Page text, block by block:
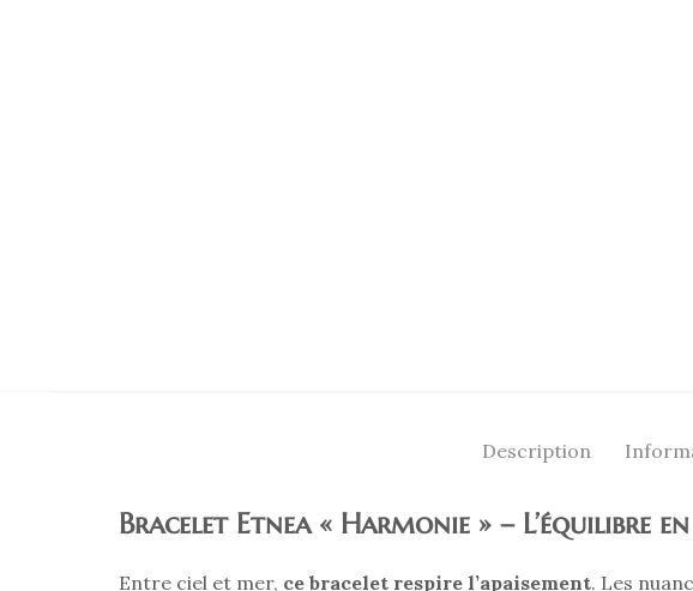
Description
Bracelet Etnea « Harmonie » – L’équilibre
Entre ciel et mer, ce bracelet respire l’apaisement. Les